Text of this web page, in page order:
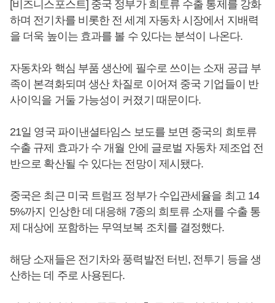
[비즈니스포스트] 중국 정부가 희토류 수출 통제를 강화
하며 전기차를 비롯한 전 세계 자동차 시장에서 지배력
을 더욱 높이는 효과를 볼 수 있다는 분석이 나온다.
자동차와 핵심 부품 생산에 필수로 쓰이는 소재 공급 부
족이 본격화되며 생산 차질로 이어져 중국 기업들이 반
사이익을 거둘 가능성이 커졌기 때문이다.
21일 영국 파이낸셜타임스 보도를 보면 중국의 희토류
수출 규제 효과가 수 개월 안에 글로벌 자동차 제조업 전
반으로 확산될 수 있다는 전망이 제시됐다.
중국은 최근 미국 트럼프 정부가 수입관세율을 최고 14
5%까지 인상한 데 대응해 7종의 희토류 소재를 수출 통
제 대상에 포함하는 무역보복 조치를 결정했다.
해당 소재들은 전기차와 풍력발전 터빈, 전투기 등을 생
산하는 데 주로 사용된다.